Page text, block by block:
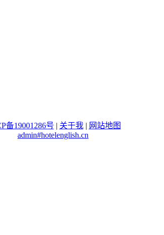
备19001286号 | 关于我 | 网站地图
admin#hotelenglish.cn